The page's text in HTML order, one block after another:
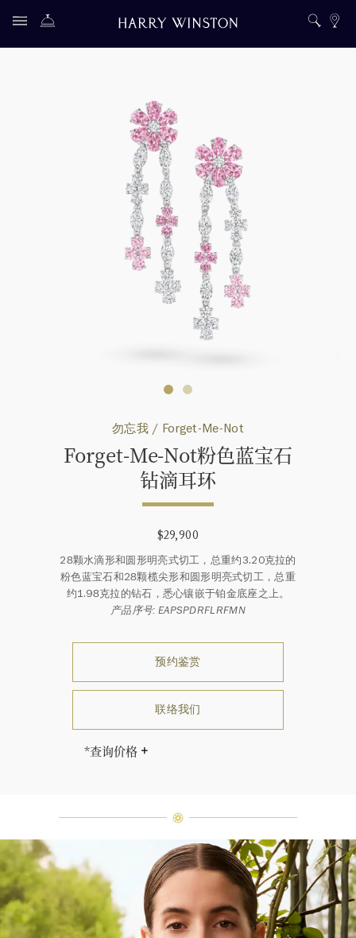
勿忘我 / Forget-Me-Not
Forget-Me-Not粉色蓝宝石
钻滴耳环
$29,900
28颗水滴形和圆形明亮式切工，总重约3.20克拉的
粉色蓝宝石和28颗榄尖形和圆形明亮式切工，总重
约1.98克拉的钻石，悉心镶嵌于铂金底座之上。
产品序号: EAPSPDRFLRFMN
预约鉴赏
联络我们
*查询价格
宝石皆与众不同而采用独特镶嵌方
式，重量和宝石的等级亦不尽相同。
如有疑问，敬请咨询客户服务。